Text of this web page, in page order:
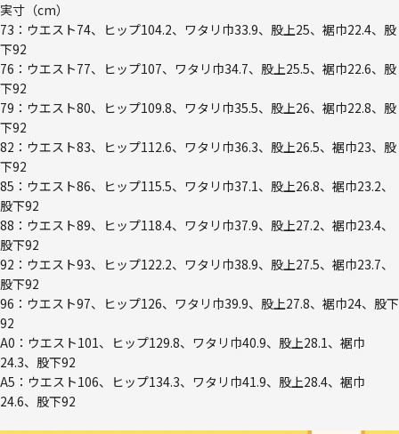
実寸（cm）
73：ウエスト74、ヒップ104.2、ワタリ巾33.9、股上25、裾巾22.4、股
下92
76：ウエスト77、ヒップ107、ワタリ巾34.7、股上25.5、裾巾22.6、股
下92
79：ウエスト80、ヒップ109.8、ワタリ巾35.5、股上26、裾巾22.8、股
下92
82：ウエスト83、ヒップ112.6、ワタリ巾36.3、股上26.5、裾巾23、股
下92
85：ウエスト86、ヒップ115.5、ワタリ巾37.1、股上26.8、裾巾23.2、
股下92
88：ウエスト89、ヒップ118.4、ワタリ巾37.9、股上27.2、裾巾23.4、
股下92
92：ウエスト93、ヒップ122.2、ワタリ巾38.9、股上27.5、裾巾23.7、
股下92
96：ウエスト97、ヒップ126、ワタリ巾39.9、股上27.8、裾巾24、股下
92
A0：ウエスト101、ヒップ129.8、ワタリ巾40.9、股上28.1、裾巾
24.3、股下92
A5：ウエスト106、ヒップ134.3、ワタリ巾41.9、股上28.4、裾巾
24.6、股下92